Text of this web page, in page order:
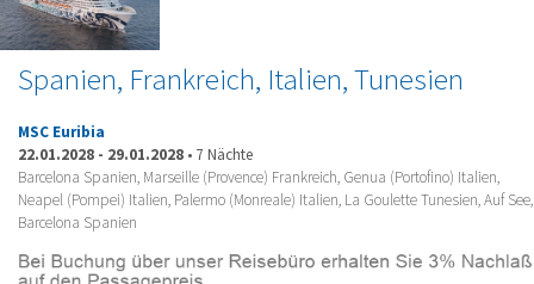
Spanien, Frankreich, Italien, Tunesien
MSC Euribia
22.01.2028 - 29.01.2028 • 7 Nächte
Barcelona Spanien, Marseille (Provence) Frankreich, Genua (Portofino) Italien,
Neapel (Pompei) Italien, Palermo (Monreale) Italien, La Goulette Tunesien, Auf See,
Barcelona Spanien